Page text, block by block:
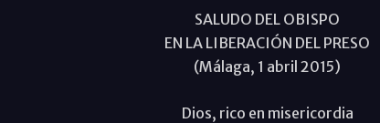
SALUDO DEL OBISPO
EN LA LIBERACIÓN DEL PRESO
(Málaga, 1 abril 2015)
Dios, rico en misericordia